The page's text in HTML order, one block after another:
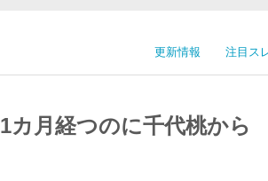
更新情報 注目ス
月経つのに千代桃から